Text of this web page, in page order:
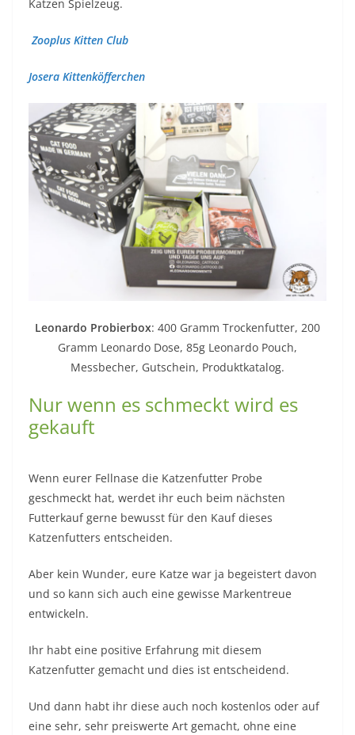
Katzen Spielzeug.
Zooplus Kitten Club
Josera Kittenköfferchen
Leonardo Probierbox: 400 Gramm Trockenfutter, 200
Gramm Leonardo Dose, 85g Leonardo Pouch,
Messbecher, Gutschein, Produktkatalog.
Nur wenn es schmeckt wird es
gekauft
Wenn eurer Fellnase die Katzenfutter Probe
geschmeckt hat, werdet ihr euch beim nächsten
Futterkauf gerne bewusst für den Kauf dieses
Katzenfutters entscheiden.
Aber kein Wunder, eure Katze war ja begeistert davon
und so kann sich auch eine gewisse Markentreue
entwickeln.
Ihr habt eine positive Erfahrung mit diesem
Katzenfutter gemacht und dies ist entscheidend.
Und dann habt ihr diese auch noch kostenlos oder auf
eine sehr, sehr preiswerte Art gemacht, ohne eine